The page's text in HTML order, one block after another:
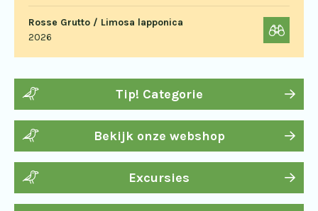
Rosse Grutto / Limosa lapponica
2026
Tip! Categorie
Bekijk onze webshop
Excursies